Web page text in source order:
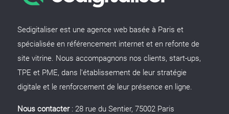
Sedigitaliser est une agence web basée à Paris et
spécialisée en référencement internet et en refonte de
site vitrine. Nous accompagnons nos clients, start-ups,
TPE et PME, dans l'établissement de leur stratégie
digitale et le renforcement de leur présence en ligne.
Nous contacter: 28 rue du Sentier, 75002 Paris